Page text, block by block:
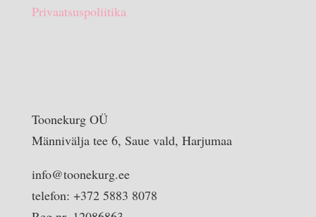
Privaatsuspoliitika
Toonekurg OÜ
Männivälja tee 6, Saue vald, Harjumaa
info@toonekurg.ee
telefon: +372 5883 8078